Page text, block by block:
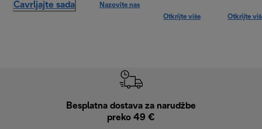
Čavrljajte sada Nazovite nas
Otkrijte više Otkrijte
Besplatna dostava za narudžbe
preko 49 €